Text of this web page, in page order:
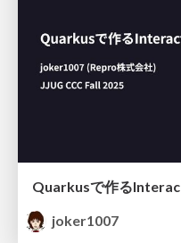
Quarkusで作る
joker1007